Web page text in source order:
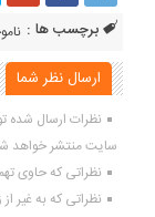
برچسب ها :
ارسال نظر شما
نظرات ارسال شده
سایت منتشر خواهد
نظراتی که حاوی
نظراتی که به غیر